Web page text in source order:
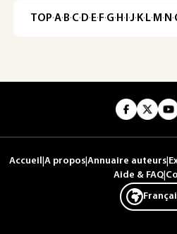
TOP·A·B·C· D· E· F·G· H · ·J· K· L· M · N ·
Accueil A propos Annuaire auteurs
Aide & FAQ|